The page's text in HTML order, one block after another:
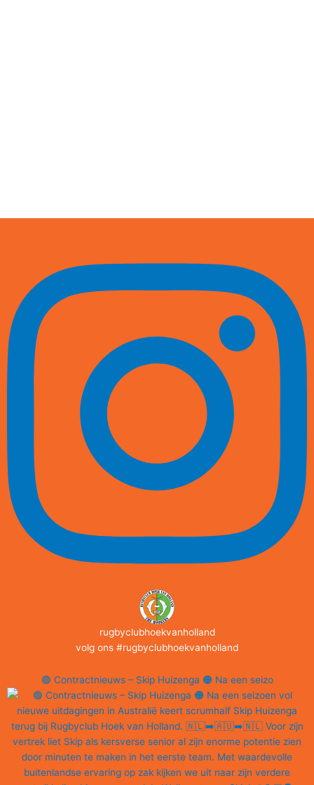
rugbyclubhoekvanholland
volg ons #rugbyclubhoekvanholland
🟢 Contractnieuws – Skip Huizenga 🟠 Na een seizo